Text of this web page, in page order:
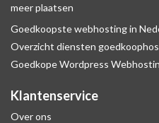
meer plaatsen
Goedkoopste webhosting in
Overzicht diensten
Goedkope Wordpress
Klantenservice
Over ons